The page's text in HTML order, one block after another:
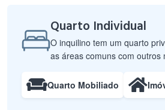
Quarto Individual
O inquilino tem um quarto
as áreas comuns com outros
Quarto Mobiliado